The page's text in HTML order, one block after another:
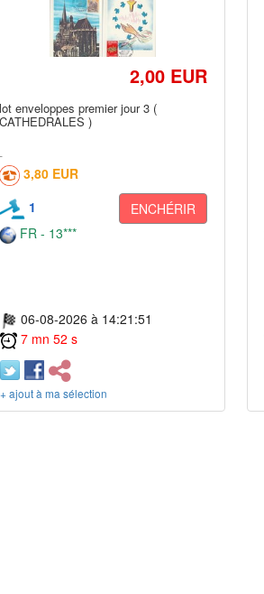
2,00 EUR
lot enveloppes premier jour 3 (
CATHEDRALES )
3,80 EUR
1
ENCHÉRIR
FR - 13***
06-08-2026 à 14:21:51
7 mn 52 s
+ ajout à ma sélection